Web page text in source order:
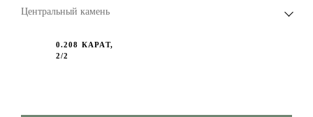
Центральный камень
0.208 КАРАТ,
2/2